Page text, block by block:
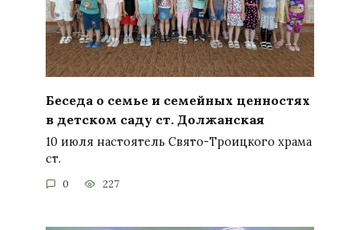
Беседа о семье и семейных ценностях
в детском саду ст. Должанская
10 июля настоятель Свято-Троицкого храма
ст.
0 227